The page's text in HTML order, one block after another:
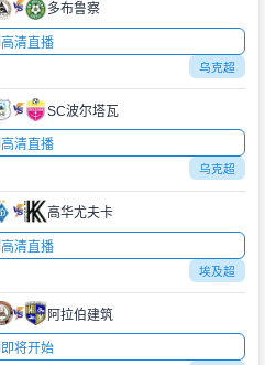
多布鲁察
高清直播
乌克超
SC波尔塔瓦
高清直播
乌克超
高华尤夫卡
高清直播
埃及超
阿拉伯建筑
即将开始